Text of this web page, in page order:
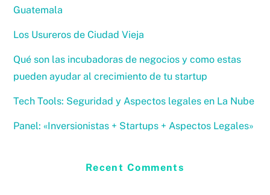
Guatemala
Los Usureros de Ciudad Vieja
Qué son las incubadoras de negocios y como estas
pueden ayudar al crecimiento de tu startup
Tech Tools: Seguridad y Aspectos legales en La Nube
Panel: «Inversionistas + Startups + Aspectos Legales»
Recent Comments